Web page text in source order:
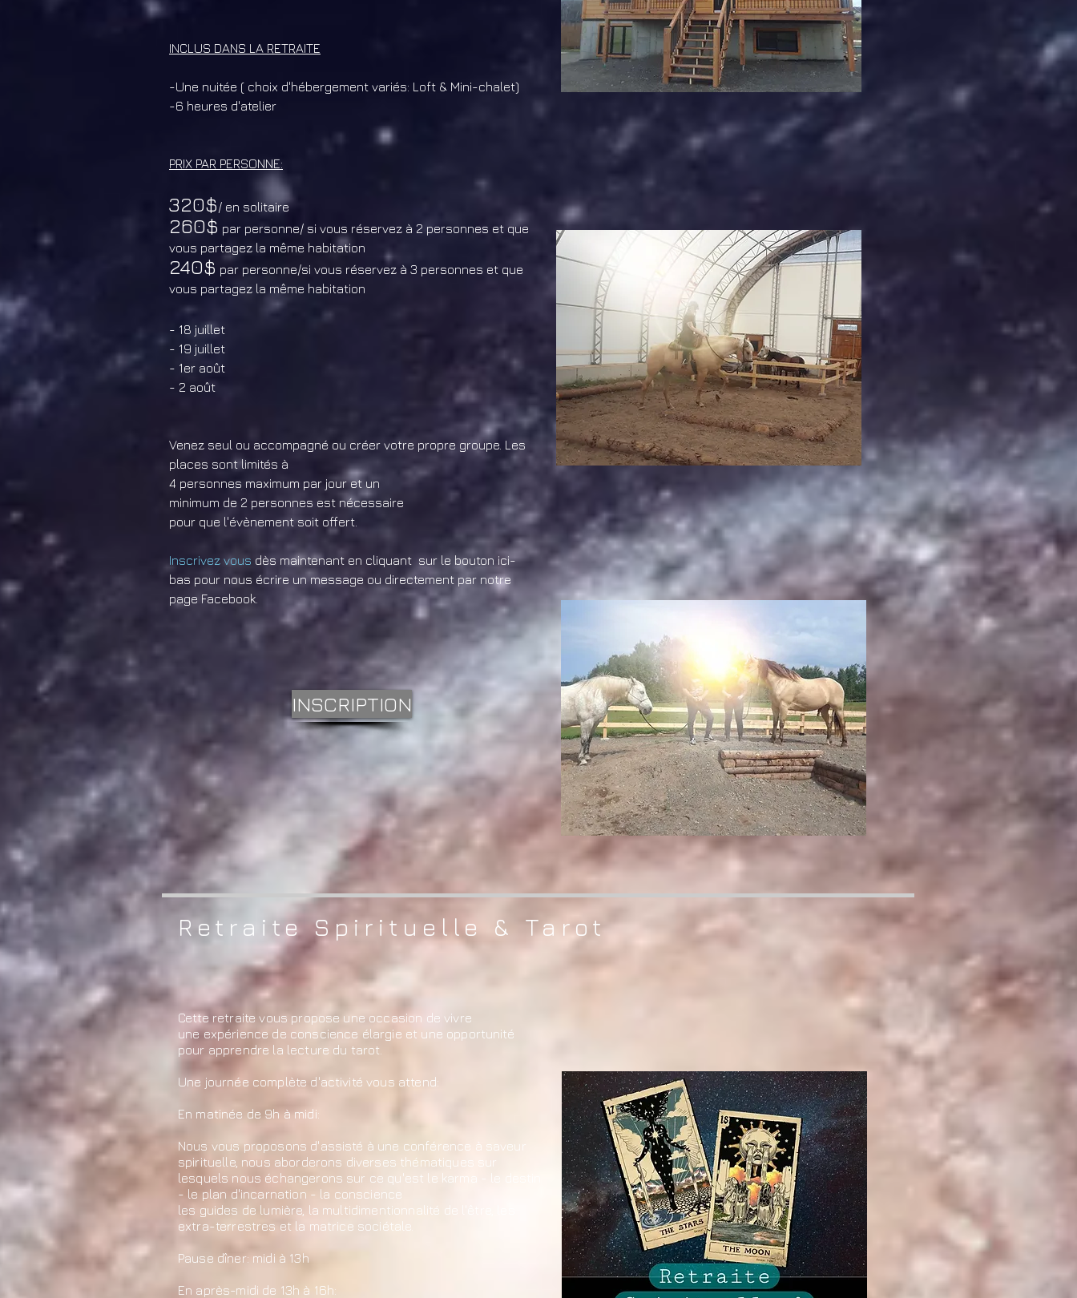
INCLUS DANS LA RETRAITE
-Une nuitée ( choix d'hébergement variés: Loft & Mini-chalet)
-6 heures d'atelier
PRIX PAR PERSONNE:
320$/ en solitaire
260$ par personne/ si vous réservez à 2 personnes et que
vous partagez la même habitation
240$ par personne/si vous réservez à 3 personnes et que
vous partagez la même habitation
- 18 juillet
- 19 juillet
- 1er août
- 2 août
Venez seul ou accompagné ou créer votre propre groupe. Les
places sont limités à
4 personnes maximum par jour et un
minimum de 2 personnes est nécessaire
pour que l'évènement soit offert.
Inscrivez vous dès maintenant en cliquant sur le bouton ici-
bas pour nous écrire un message ou directement par notre
page Facebook.
INSCRIPTION
Retraite Spirituelle & Tarot
Cette retraite vous propose une occasion de vivre
une expérience de conscience élargie et une opportunité
pour apprendre la lecture du tarot.
Une journée complète d'activité vous attend:
En matinée de 9h à midi:
Nous vous proposons d'assisté à une conférence à saveur
spirituelle, nous aborderons diverses thématiques sur
lesquels nous échangerons sur ce qu'est le karma - le destin
- le plan d'incarnation - la conscience
les guides de lumière, la multidimentionnalité de l'être, les
extra-terrestres et la matrice sociétale.
Pause dîner: midi à 13h
En après-midi de 13h à 16h: